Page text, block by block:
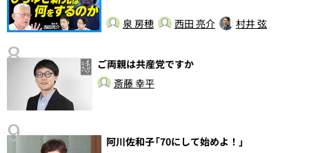
泉 房穂 西田 亮介 村井 弦
8
ご両親は共産党ですか
斎藤 幸平
9
阿川佐和子「70にして始めよ！」